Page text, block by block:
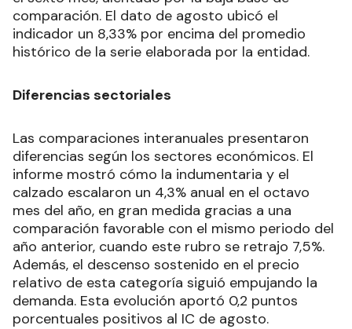
comparación. El dato de agosto ubicó el
indicador un 8,33% por encima del promedio
histórico de la serie elaborada por la entidad.
Diferencias sectoriales
Las comparaciones interanuales presentaron
diferencias según los sectores económicos. El
informe mostró cómo la indumentaria y el
calzado escalaron un 4,3% anual en el octavo
mes del año, en gran medida gracias a una
comparación favorable con el mismo periodo del
año anterior, cuando este rubro se retrajo 7,5%.
Además, el descenso sostenido en el precio
relativo de esta categoría siguió empujando la
demanda. Esta evolución aportó 0,2 puntos
porcentuales positivos al IC de agosto.